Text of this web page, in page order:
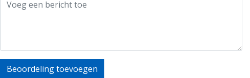
Beoordeling toevoegen